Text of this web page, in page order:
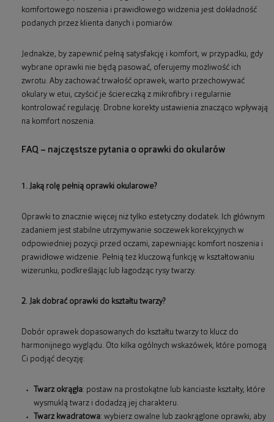
komfortowego noszenia i prawidłowego widzenia jest dokładność
podanych przez klienta danych i pomiarów.
Jednakże, by zapewnić pełną satysfakcję i komfort, w przypadku, gdy
wybrane oprawki nie będą pasować, oferujemy możliwość ich
zwrotu. Aby zachować trwałość oprawek, warto przechowywać
okulary w etui, czyścić je ściereczką z mikrofibry i regularnie
kontrolować regulację. Drobne korekty ustawienia znacząco wpływają
na komfort noszenia.
FAQ – najczęstsze pytania o oprawki do okularów
1. Jaką rolę pełnią oprawki okularowe?
Oprawki to znacznie więcej niż tylko estetyczny dodatek. Ich głównym
zadaniem jest stabilne utrzymywanie soczewek korekcyjnych w
odpowiedniej pozycji przed oczami, zapewniając komfort noszenia i
prawidłowe widzenie. Pełnią też kluczową funkcję w kształtowaniu
wizerunku, podkreślając lub łagodząc rysy twarzy.
2. Jak dobrać oprawki do kształtu twarzy?
Dobór oprawek dopasowanych do kształtu twarzy to klucz do
harmonijnego wyglądu. Oto kilka ogólnych wskazówek, które pomogą
Ci podjąć decyzję:
Twarz okrągła: postaw na prostokątne lub kanciaste kształty, które
wysmuklą twarz i dodadzą jej charakteru.
Twarz kwadratowa: wybierz owalne lub zaokrąglone oprawki, aby